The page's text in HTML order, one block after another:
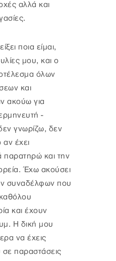
αλλά και
ποια είμαι,
μου, και ο
όλων
και
ακούω για
-
γνωρίζω, δεν
έχει
παρατηρώ και την
Έχω ακούσει
συναδέλφων που
και έχουν
Η δική μου
να έχεις
παραστάσεις